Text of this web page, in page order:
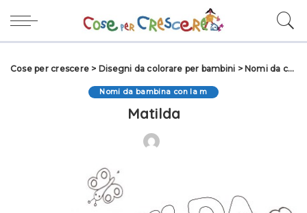
Cose per crescere > Disegni da colorare per bambini > Nomi da colorare
Nomi da bambina con la m
Matilda